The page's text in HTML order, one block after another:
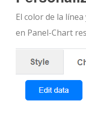
El color de la
en Panel-Chart